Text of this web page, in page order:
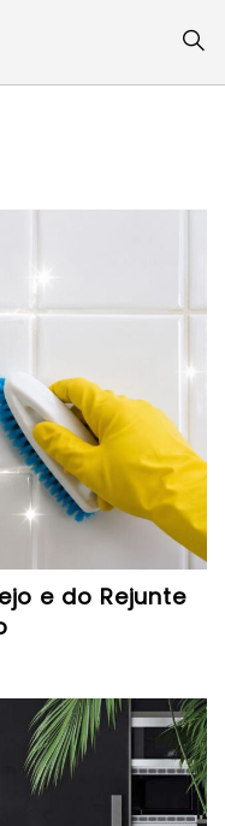
e do Rejunte